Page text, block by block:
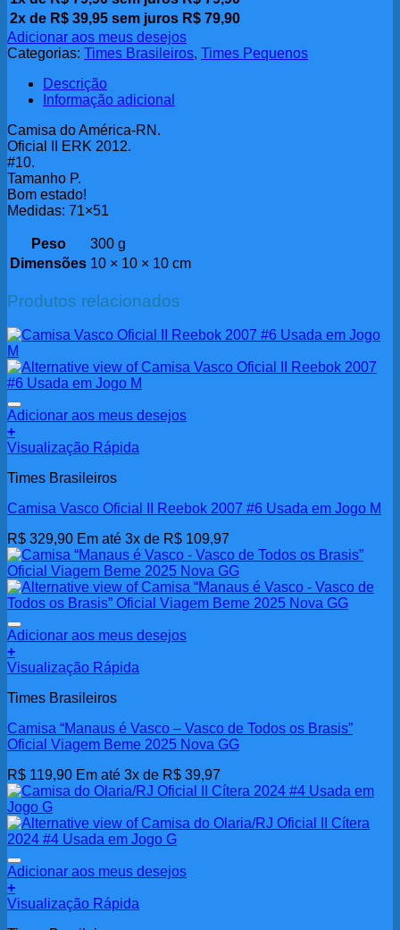
2x de R$ 39,95 sem juros R$ 79,90
Adicionar aos meus desejos
Categorias: Times Brasileiros, Times Pequenos
Descrição
Informação adicional
Camisa do América-RN.
Oficial II ERK 2012.
#10.
Tamanho P.
Bom estado!
Medidas: 71×51
Peso
300 g
Dimensões 10 × 10 × 10 cm
Produtos relacionados
Adicionar aos meus desejos
+
Visualização Rápida
Times Brasileiros
Camisa Vasco Oficial II Reebok 2007 #6 Usada em Jogo M
R$ 329,90 Em até 3x de R$ 109,97
Adicionar aos meus desejos
+
Visualização Rápida
Times Brasileiros
Camisa “Manaus é Vasco – Vasco de Todos os Brasis”
Oficial Viagem Beme 2025 Nova GG
R$ 119,90 Em até 3x de R$ 39,97
Adicionar aos meus desejos
+
Visualização Rápida